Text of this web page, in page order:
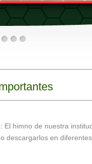
himno de nuestra
descargarlos en